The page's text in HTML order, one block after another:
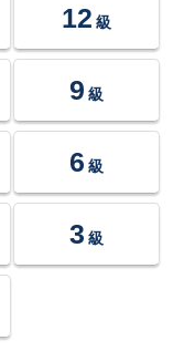
12 級
9 級
6 級
3 級